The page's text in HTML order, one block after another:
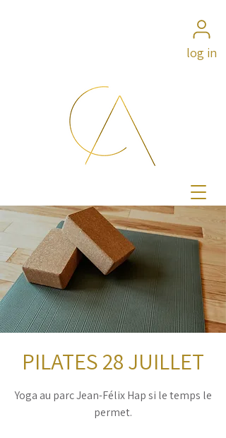
log in
PILATES 28 JUILLET
Yoga au parc Jean-Félix Hap si le temps le
permet.